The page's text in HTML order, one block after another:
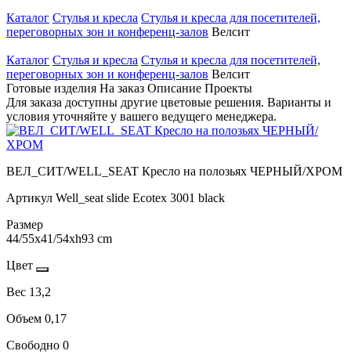
Каталог Стулья и кресла Стулья и кресла для посетителей,
переговорных зон и конференц-залов Велсит
Каталог Стулья и кресла Стулья и кресла для посетителей,
переговорных зон и конференц-залов Велсит
Готовые изделия На заказ Описание Проекты
Для заказа доступны другие цветовые решения. Варианты и
условия уточняйте у вашего ведущего менеджера.
ВЕЛ_СИТ/WELL_SEAT Кресло на полозьях ЧЕРНЫЙ/ХРОМ
Артикул Well_seat slide Ecotex 3001 black
Размер
44/55x41/54xh93 cm
Цвет
Вес 13,2
Объем 0,17
Свободно 0